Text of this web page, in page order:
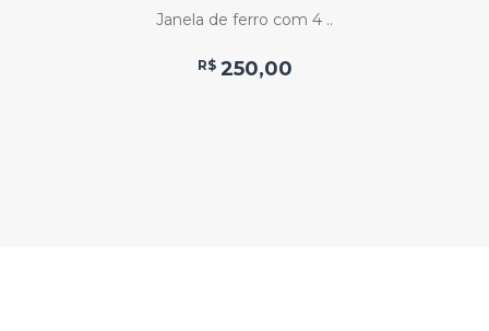
Janela de ferro com 4 ..
R$ 250,00